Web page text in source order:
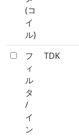
(コ
イ
ル)
フ
ィ
ル
タ
/
イ
ン
TDK